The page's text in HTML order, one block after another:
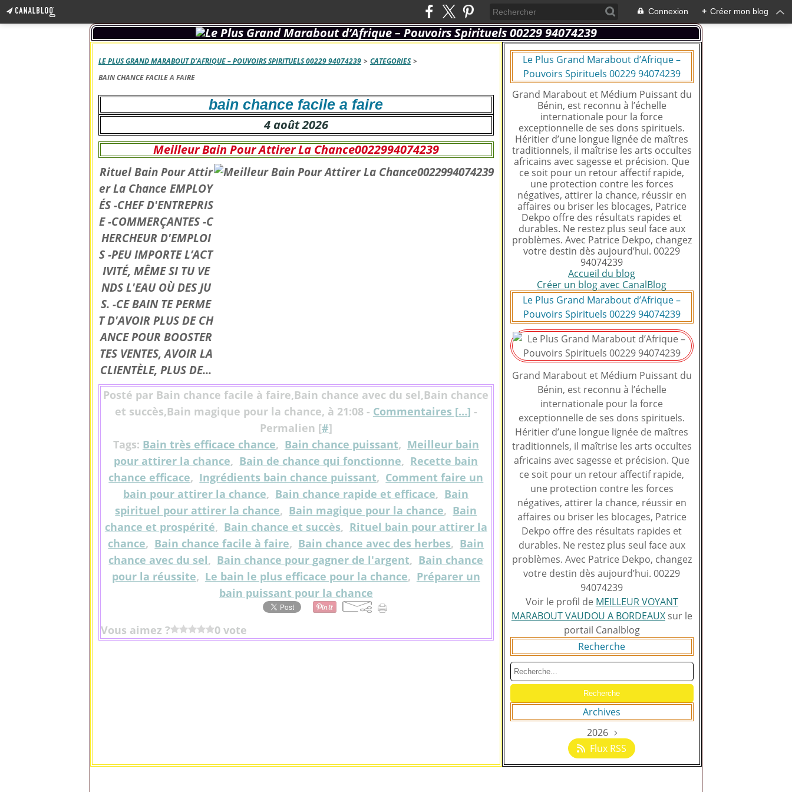
Connexion + Créer mon blog
LE PLUS GRAND MARABOUT D’AFRIQUE – POUVOIRS SPIRITUELS 00229 94074239 > CATEGORIES >
BAIN CHANCE FACILE A FAIRE
bain chance facile a faire
4 août 2026
Meilleur Bain Pour Attirer La Chance0022994074239
Rituel Bain Pour Attir
er La Chance EMPLOY
ÉS -CHEF D'ENTREPRIS
E -COMMERÇANTES -C
HERCHEUR D'EMPLOI
S -PEU IMPORTE L’ACT
IVITÉ, MÊME SI TU VE
NDS L'EAU OÙ DES JU
S. -CE BAIN TE PERME
T D'AVOIR PLUS DE CH
ANCE POUR BOOSTER
TES VENTES, AVOIR LA
CLIENTÈLE, PLUS DE...
Posté par Bain chance facile à faire,Bain chance avec du sel,Bain chance
et succès,Bain magique pour la chance, à 21:08 - Commentaires […] -
Permalien [#]
Tags: Bain très efficace chance, Bain chance puissant, Meilleur bain
pour attirer la chance, Bain de chance qui fonctionne, Recette bain
chance efficace, Ingrédients bain chance puissant, Comment faire un
bain pour attirer la chance, Bain chance rapide et efficace, Bain
spirituel pour attirer la chance, Bain magique pour la chance, Bain
chance et prospérité, Bain chance et succès, Rituel bain pour attirer la
chance, Bain chance facile à faire, Bain chance avec des herbes, Bain
chance avec du sel, Bain chance pour gagner de l'argent, Bain chance
pour la réussite, Le bain le plus efficace pour la chance, Préparer un
bain puissant pour la chance
Vous aimez ? 0 vote
Le Plus Grand Marabout d’Afrique –
Pouvoirs Spirituels 00229 94074239
Grand Marabout et Médium Puissant du
Bénin, est reconnu à l’échelle
internationale pour la force
exceptionnelle de ses dons spirituels.
Héritier d’une longue lignée de maîtres
traditionnels, il maîtrise les arts occultes
africains avec sagesse et précision. Que
ce soit pour un retour affectif rapide,
une protection contre les forces
négatives, attirer la chance, réussir en
affaires ou briser les blocages, Patrice
Dekpo offre des résultats rapides et
durables. Ne restez plus seul face aux
problèmes. Avec Patrice Dekpo, changez
votre destin dès aujourd’hui. 00229
94074239
Accueil du blog
Créer un blog avec CanalBlog
Le Plus Grand Marabout d’Afrique –
Pouvoirs Spirituels 00229 94074239
Grand Marabout et Médium Puissant du
Bénin, est reconnu à l’échelle
internationale pour la force
exceptionnelle de ses dons spirituels.
Héritier d’une longue lignée de maîtres
traditionnels, il maîtrise les arts occultes
africains avec sagesse et précision. Que
ce soit pour un retour affectif rapide,
une protection contre les forces
négatives, attirer la chance, réussir en
affaires ou briser les blocages, Patrice
Dekpo offre des résultats rapides et
durables. Ne restez plus seul face aux
problèmes. Avec Patrice Dekpo, changez
votre destin dès aujourd’hui. 00229
94074239
Voir le profil de MEILLEUR VOYANT
MARABOUT VAUDOU A BORDEAUXsur le
portail Canalblog
Recherche
Archives
2026
Août(129)
Flux RSS